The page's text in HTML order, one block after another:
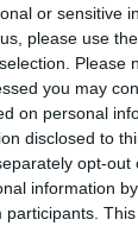
or sensitive
please use
Please
you may
on personal
disclosed to
opt-out
information
participants.